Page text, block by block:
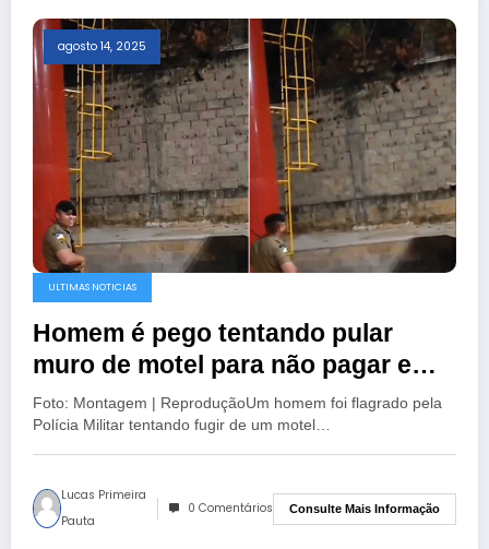
agosto 14, 2025
ULTIMAS NOTICIAS
Homem é pego tentando pular
muro de motel para não pagar em
Palmas
Foto: Montagem | ReproduçãoUm homem foi flagrado pela
Polícia Militar tentando fugir de um motel…
Lucas Primeira
Pauta
0 Comentários Consulte Mais Informação